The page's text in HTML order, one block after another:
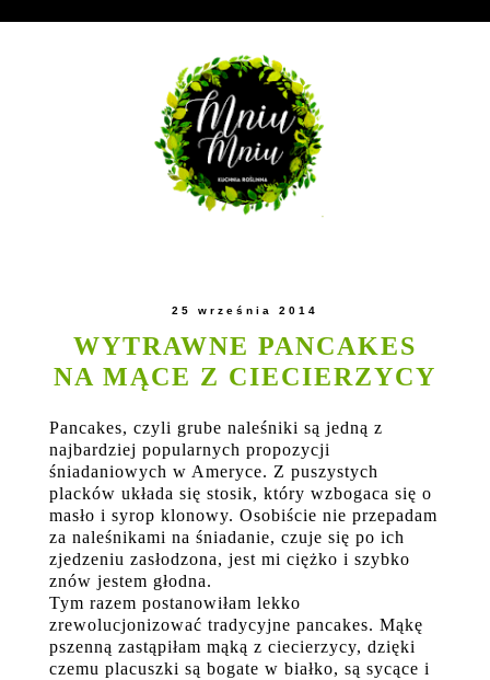
25 września 2014
WYTRAWNE PANCAKES
NA MĄCE Z CIECIERZYCY
Pancakes, czyli grube naleśniki są jedną z
najbardziej popularnych propozycji
śniadaniowych w Ameryce. Z puszystych
placków układa się stosik, który wzbogaca się o
masło i syrop klonowy. Osobiście nie przepadam
za naleśnikami na śniadanie, czuje się po ich
zjedzeniu zasłodzona, jest mi ciężko i szybko
znów jestem głodna.
Tym razem postanowiłam lekko
zrewolucjonizować tradycyjne pancakes. Mąkę
pszenną zastąpiłam mąką z ciecierzycy, dzięki
czemu placuszki są bogate w białko, są sycące i